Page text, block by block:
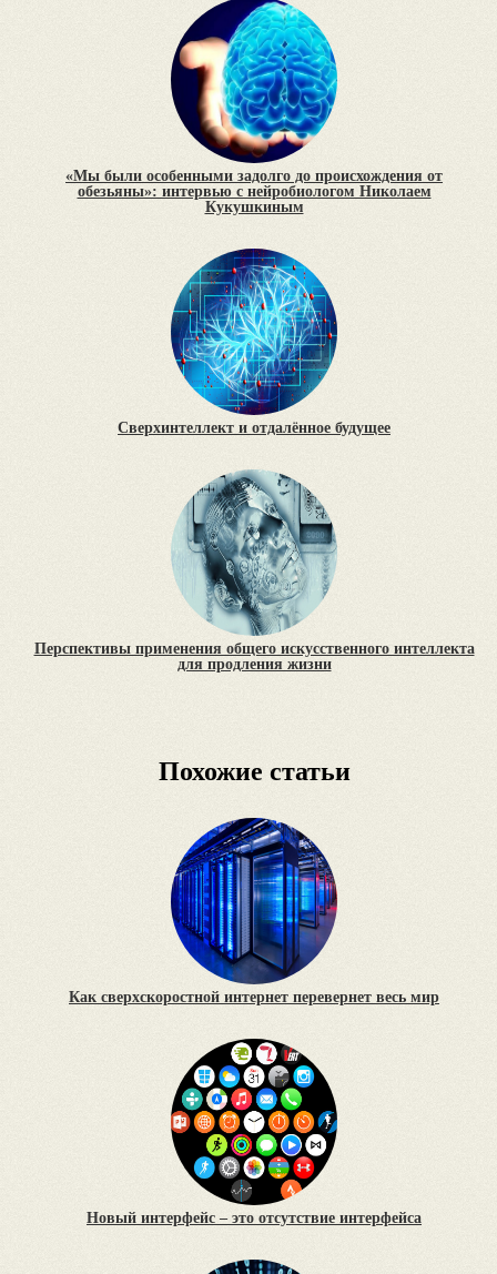
«Мы были особенными задолго до происхождения от
обезьяны»: интервью с нейробиологом Николаем
Кукушкиным
Сверхинтеллект и отдалённое будущее
Перспективы применения общего искусственного интеллекта
для продления жизни
Похожие статьи
Как сверхскоростной интернет перевернет весь мир
Новый интерфейс – это отсутствие интерфейса